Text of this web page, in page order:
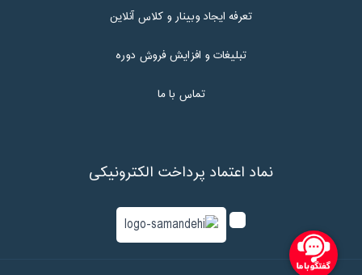
تعرفه ایجاد وبینار و کلاس آنلاین
تبلیغات و افزایش فروش دوره
تماس با ما
نماد اعتماد پرداخت الکترونیکی